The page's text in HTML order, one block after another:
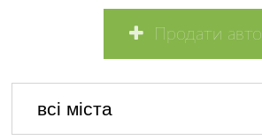
Продати авто